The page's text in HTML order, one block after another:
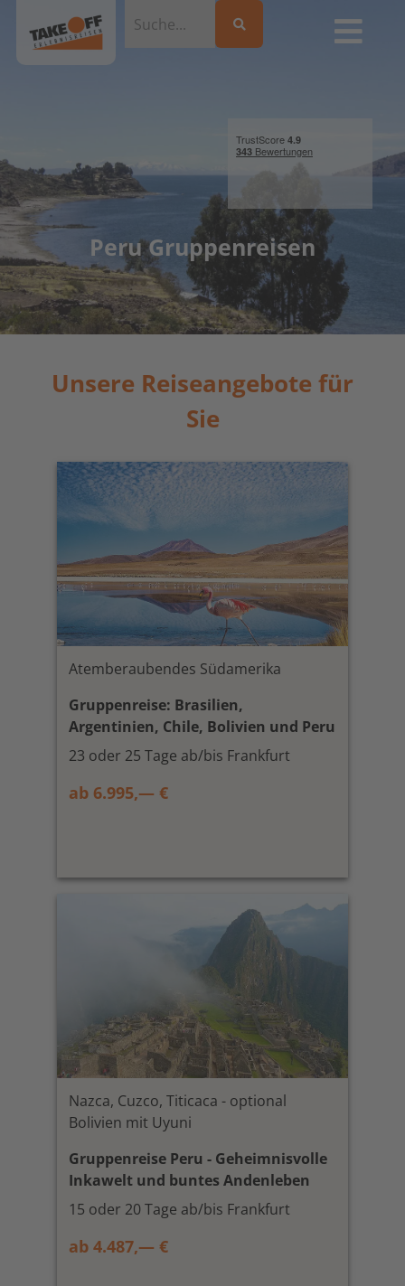
Peru Gruppenreisen
Unsere Reiseangebote für
Sie
Atemberaubendes Südamerika
Gruppenreise: Brasilien,
Argentinien, Chile, Bolivien und Peru
23 oder 25 Tage ab/bis Frankfurt
ab 6.995,— €
Nazca, Cuzco, Titicaca - optional
Bolivien mit Uyuni
Gruppenreise Peru - Geheimnisvolle
Inkawelt und buntes Andenleben
15 oder 20 Tage ab/bis Frankfurt
ab 4.487,— €